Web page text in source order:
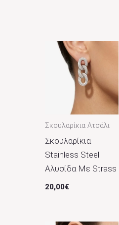
Σκουλαρίκια Ατσάλι
Σκουλαρίκια
Stainless Steel
Αλυσίδα Με Strass
20,00€